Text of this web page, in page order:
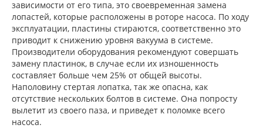
зависимости от его типа, это своевременная замена
лопастей, которые расположены в роторе насоса. По ходу
эксплуатации, пластины стираются, соответственно это
приводит к снижению уровня вакуума в системе.
Производители оборудования рекомендуют совершать
замену пластинок, в случае если их изношенность
составляет больше чем 25% от общей высоты.
Наполовину стертая лопатка, так же опасна, как
отсутствие нескольких болтов в системе. Она попросту
вылетит из своего паза, и приведет к поломке всего
насоса.